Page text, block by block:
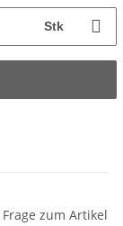
Stk
Frage zum Artikel